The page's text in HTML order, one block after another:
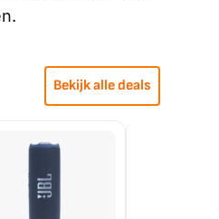
Bekijk alle deals